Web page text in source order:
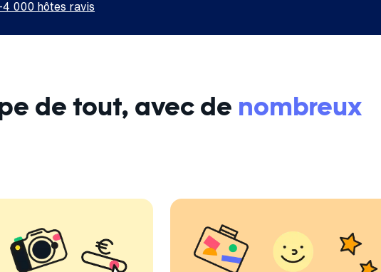
000 hôtes ravis
de tout, avec de nombreux